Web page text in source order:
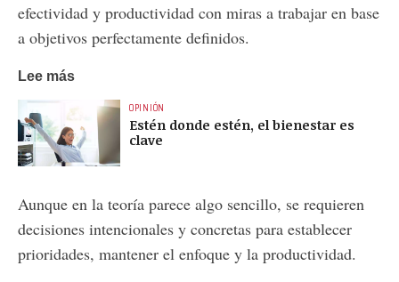
efectividad y productividad con miras a trabajar en base
a objetivos perfectamente definidos.
Lee más
OPINIÓN
Estén donde estén, el bienestar es
clave
Aunque en la teoría parece algo sencillo, se requieren
decisiones intencionales y concretas para establecer
prioridades, mantener el enfoque y la productividad.